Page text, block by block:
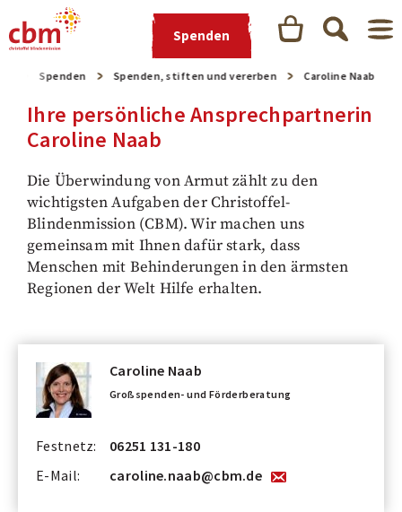
Spenden
Spenden Spenden, stiften und vererben Caroline Naab
Ihre persönliche Ansprechpartnerin
Caroline Naab
Die Überwindung von Armut zählt zu den
wichtigsten Aufgaben der Christoffel-
Blindenmission (CBM). Wir machen uns
gemeinsam mit Ihnen dafür stark, dass
Menschen mit Behinderungen in den ärmsten
Regionen der Welt Hilfe erhalten.
Caroline Naab
Großspenden- und Förderberatung
Festnetz:
06251 131-180
E-Mail:
caroline.naab@cbm.de